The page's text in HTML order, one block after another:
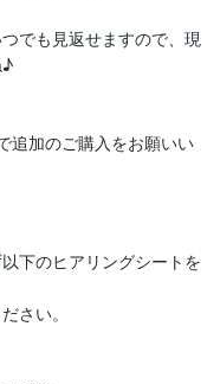
でも見返せますので、現
追加のご購入をお願いい
下のヒアリングシートを
さい。